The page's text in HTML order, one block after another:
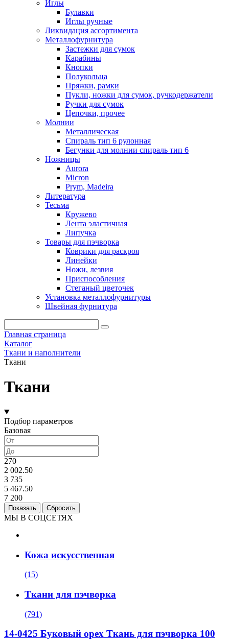
Иглы
Булавки
Иглы ручные
Ликвидация ассортимента
Металлофурнитура
Застежки для сумок
Карабины
Кнопки
Полукольца
Пряжки, рамки
Пукли, ножки для сумок, ручкодержатели
Ручки для сумок
Цепочки, прочее
Молнии
Металлическая
Спираль тип 6 рулонная
Бегунки для молнии спираль тип 6
Ножницы
Aurora
Micron
Prym, Madeira
Литература
Тесьма
Кружево
Лента эластичная
Липучка
Товары для пэчворка
Коврики для раскроя
Линейки
Ножи, лезвия
Приспособления
Стеганый цветочек
Установка металлофурнитуры
Швейная фурнитура
Главная страница
Каталог
Ткани и наполнители
Ткани
Ткани
Подбор параметров
Базовая
270
2 002.50
3 735
5 467.50
7 200
МЫ В СОЦСЕТЯХ
Кожа искусственная
(15)
Ткани для пэчворка
(791)
14-0425 Буковый орех Ткань для пэчворка 100